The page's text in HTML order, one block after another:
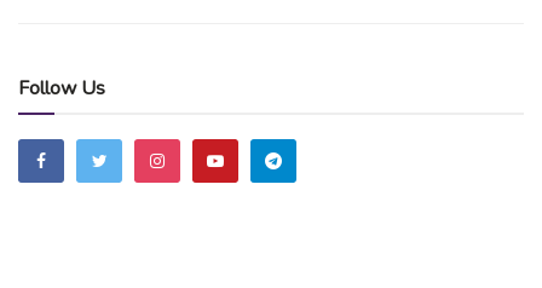
Follow Us